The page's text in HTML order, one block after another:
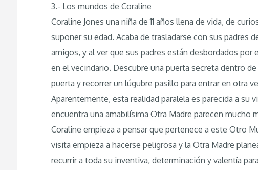
3.- Los mundos de Coraline
Coraline Jones una niña de 11 años llena de vida, de
suponer su edad. Acaba de trasladarse con sus padres
amigos, y al ver que sus padres están desbordados
en el vecindario. Descubre una puerta secreta dentro
puerta y recorrer un lúgubre pasillo para entrar en otra
Aparentemente, esta realidad paralela es parecida a su
encuentra una amabilísima Otra Madre parecen mucho
Coraline empieza a pensar que pertenece a este Otro
visita empieza a hacerse peligrosa y la Otra Madre
recurrir a toda su inventiva, determinación y valentía